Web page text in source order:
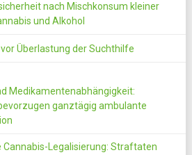
nach Mischkonsum kleiner
und Alkohol
vor Überlastung der Suchthilfe
Medikamentenabhängigkeit:
ganztägig ambulante
Cannabis-Legalisierung: Straftaten